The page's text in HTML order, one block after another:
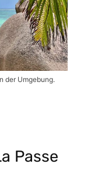
der Umgebung.
Passe